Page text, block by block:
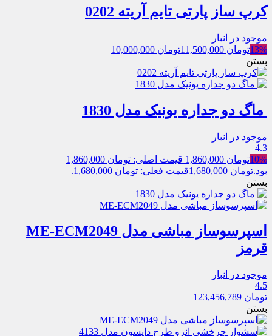
کرپ ساز پارتی تایم آریته 0202
موجود در انبار
13%تومان11,500,000 تومان
بستن
ماگ دو جداره یونیک مدل 1830
موجود در انبار
4.3
10%تومان1,860,000
قیمت اصلی: تومان 1,860,000
بود.تومان
قیمت فعلی: تومان 1,680,000.
بستن
اسپرسوساز مباشی مدل ME-ECM2049
قرمز
موجود در انبار
4.5
تومان
بستن